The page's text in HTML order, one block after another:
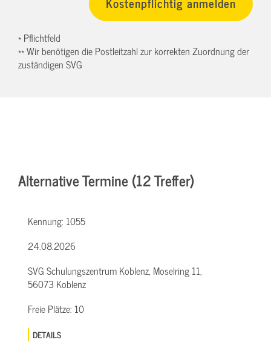
* Pflichtfeld
** Wir benötigen die Postleitzahl zur korrekten Zuordnung der
zuständigen SVG
Alternative Termine (12 Treffer)
Kennung: 1055
24.08.2026
SVG Schulungszentrum Koblenz, Moselring 11,
56073 Koblenz
Freie Plätze: 10
DETAILS